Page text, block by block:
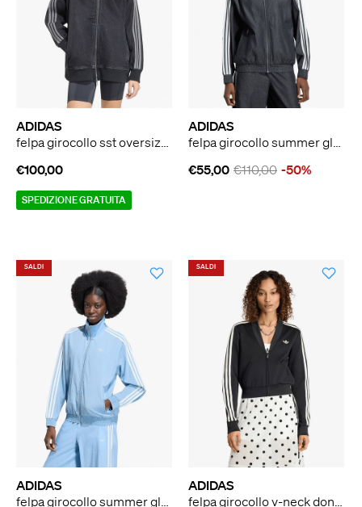
ADIDAS
€100,00
SPEDIZIONE GRATUITA
ADIDAS
€55,00 €110,00 -50%
SALDI
ADIDAS
felpa girocollo summer glow light denim firebird donna multicolor
SALDI
ADIDAS
felpa girocollo v-neck donna nero cotone